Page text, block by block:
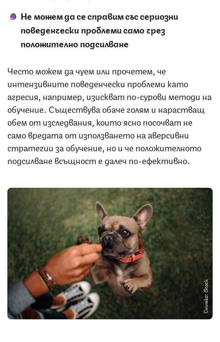
Не можем да се справим със сериозни
поведенчески проблеми само чрез
положително подсилване
Често можем да чуем или прочетем, че
интензивните поведенчески проблеми като
агресия, например, изискват по-сурови методи на
обучение. Съществува обаче голям и нарастващ
обем от изследвания, които ясно посочват не
само вредата от използването на аверсивни
стратегии за обучение, но и че положителното
подсилване всъщност е далеч по-ефективно.
Снимка: iStock